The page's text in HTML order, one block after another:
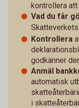
kontrollera
Vad du får
Skatteverkets
Kontrollera
godkänner
Anmäl
automatisk
i